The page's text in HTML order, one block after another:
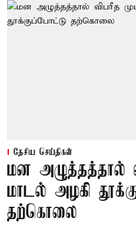
தேசிய செய்திகள்
மன அழுத்தத்தால்
மாடல் அழகி
தற்கொலை